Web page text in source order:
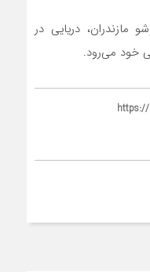
دریایی در
خود می‌رود.
https://